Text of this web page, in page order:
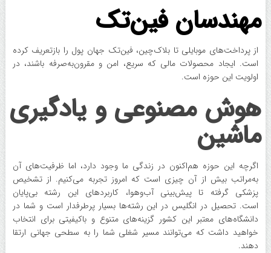
مهندسان فین‌تک
از پرداخت‌های موبایلی تا بلاک‌چین، فین‌تک جهان پول را بازتعریف کرده
است. ایجاد محصولات مالی که سریع، امن و مقرون‌به‌صرفه باشند، در
اولویت این حوزه است.
هوش مصنوعی و یادگیری
ماشین
اگرچه این حوزه هم‌اکنون در زندگی ما وجود دارد، اما ظرفیت‌های آن
به‌مراتب بیش از آن چیزی است که امروز تجربه می‌کنیم. از تشخیص
پزشکی گرفته تا پیش‌بینی آب‌وهوا، کاربردهای این رشته بی‌پایان
است. تحصیل در انگلیس در این رشته‌ها بسیار پرطرفدار است و شما در
دانشگاه‌های معتبر این کشور گزینه‌های متنوع و باکیفیتی برای انتخاب
خواهید داشت که می‌توانند مسیر شغلی شما را به سطحی جهانی ارتقا
دهند.